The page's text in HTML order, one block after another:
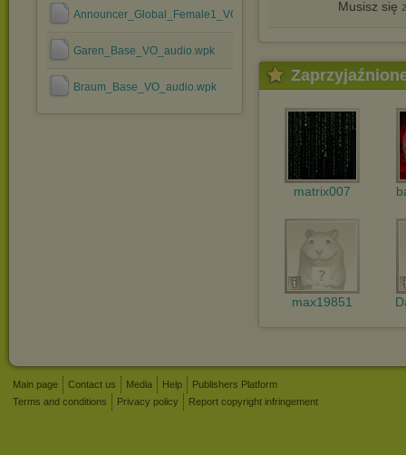
Announcer_Global_Female1_VO_audio.wpk
Garen_Base_VO_audio.wpk
Braum_Base_VO_audio.wpk
Musisz się
matrix007
max19851
Main page Contact us Media Help
Publishers Platform
Terms and conditions
Privacy policy Report copyright infringement